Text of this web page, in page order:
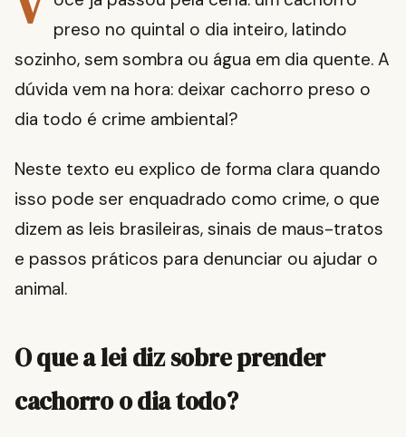
preso no quintal o dia inteiro, latindo
sozinho, sem sombra ou água em dia quente. A
dúvida vem na hora: deixar cachorro preso o
dia todo é crime ambiental?
Neste texto eu explico de forma clara quando
isso pode ser enquadrado como crime, o que
dizem as leis brasileiras, sinais de maus-tratos
e passos práticos para denunciar ou ajudar o
animal.
O que a lei diz sobre prender
cachorro o dia todo?